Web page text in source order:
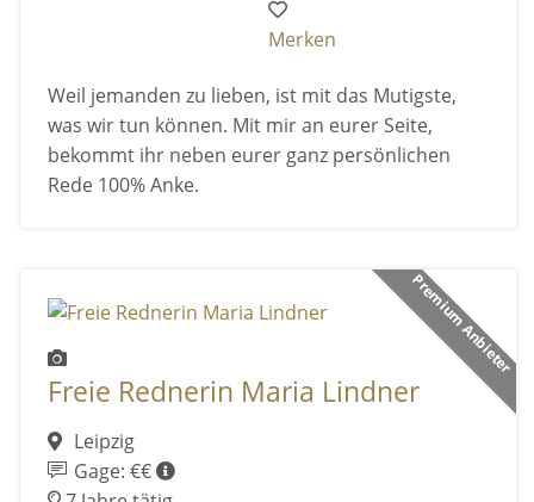
Merken
Weil jemanden zu lieben, ist mit das Mutigste,
was wir tun können. Mit mir an eurer Seite,
bekommt ihr neben eurer ganz persönlichen
Rede 100% Anke.
Premium Anbieter
Freie Rednerin Maria Lindner
Leipzig
Gage: €€